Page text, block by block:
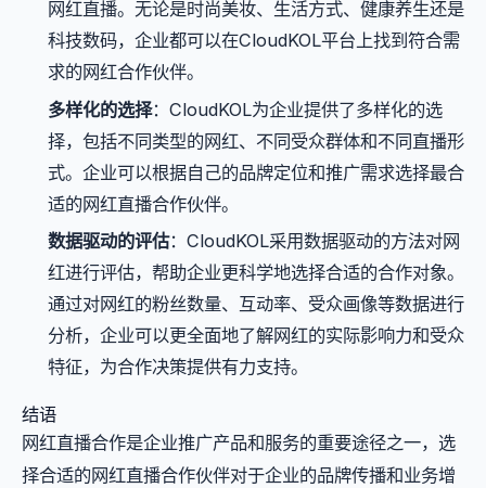
网红直播。无论是时尚美妆、生活方式、健康养生还是
科技数码，企业都可以在CloudKOL平台上找到符合需
求的网红合作伙伴。
多样化的选择：CloudKOL为企业提供了多样化的选
择，包括不同类型的网红、不同受众群体和不同直播形
式。企业可以根据自己的品牌定位和推广需求选择最合
适的网红直播合作伙伴。
数据驱动的评估：CloudKOL采用数据驱动的方法对网
红进行评估，帮助企业更科学地选择合适的合作对象。
通过对网红的粉丝数量、互动率、受众画像等数据进行
分析，企业可以更全面地了解网红的实际影响力和受众
特征，为合作决策提供有力支持。
结语
网红直播合作是企业推广产品和服务的重要途径之一，选
择合适的网红直播合作伙伴对于企业的品牌传播和业务增